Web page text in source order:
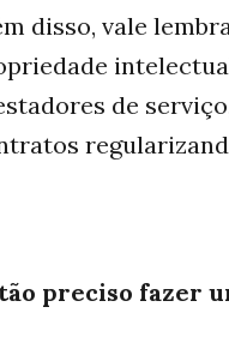
disso, vale
de
preciso fazer